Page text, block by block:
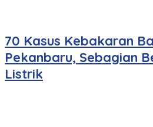
70 Kasus Kebakaran
Pekanbaru, Sebagian
Listrik